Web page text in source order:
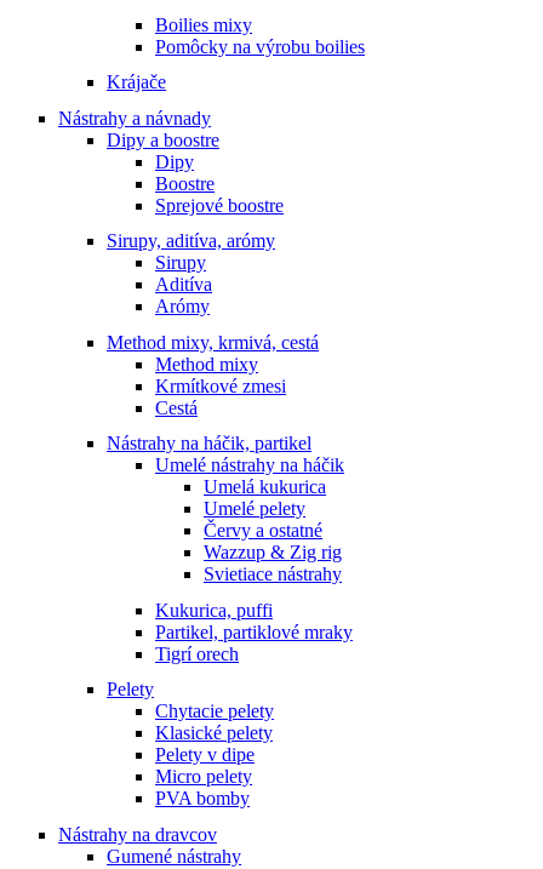
Boilies mixy
Pomôcky na výrobu boilies
Krájače
Nástrahy a návnady
Dipy a boostre
Dipy
Boostre
Sprejové boostre
Sirupy, aditíva, arómy
Sirupy
Aditíva
Arómy
Method mixy, krmivá, cestá
Method mixy
Krmítkové zmesi
Cestá
Nástrahy na háčik, partikel
Umelé nástrahy na háčik
Umelá kukurica
Umelé pelety
Červy a ostatné
Wazzup & Zig rig
Svietiace nástrahy
Kukurica, puffi
Partikel, partiklové mraky
Tigrí orech
Pelety
Chytacie pelety
Klasické pelety
Pelety v dipe
Micro pelety
PVA bomby
Nástrahy na dravcov
Gumené nástrahy